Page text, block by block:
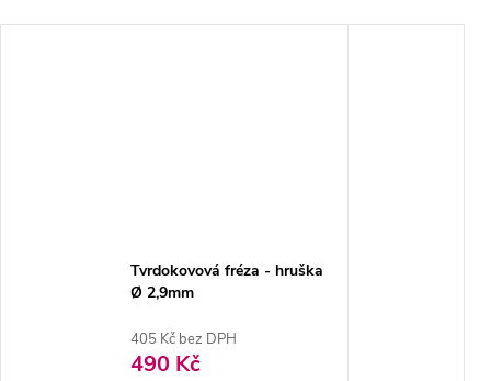
Tvrdokovová fréza - hruška
Ø 2,9mm
405 Kč bez DPH
490 Kč